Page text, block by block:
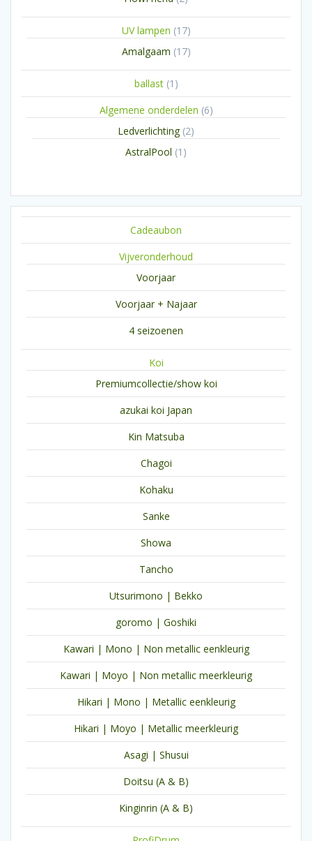
UV lampen 1717
Amalgaam 1717
ballast 1 1
product
Algemene onderdelen 66
Ledverlichting 22
AstralPool 1 1
Cadeaubon
Vijveronderhoud
Voorjaar
Voorjaar + Najaar
4 seizoenen
Koi
Premiumcollectie/show koi
azukai koi Japan
Kin Matsuba
Chagoi
Kohaku
Sanke
Showa
Tancho
Utsurimono | Bekko
goromo | Goshiki
Kawari | Mono | Non metallic eenkleurig
Kawari | Moyo | Non metallic meerkleurig
Hikari | Mono | Metallic eenkleurig
Hikari | Moyo | Metallic meerkleurig
Asagi | Shusui
Doitsu (A & B)
Kinginrin (A & B)